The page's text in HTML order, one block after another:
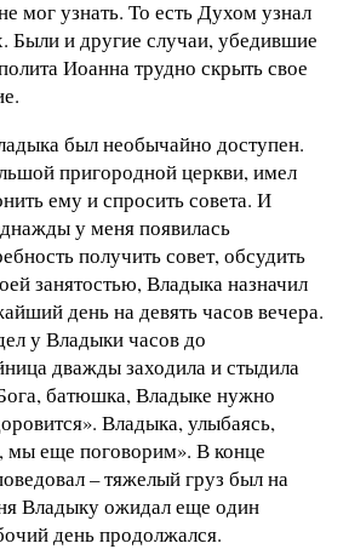
мог узнать. То есть Духом узнал
Были и другие случаи, убедившие
Иоанна трудно скрыть свое
был необычайно доступен.
пригородной церкви, имел
ему и спросить совета. И
у меня появилась
получить совет, обсудить
занятостью, Владыка назначил
день на девять часов вечера.
у Владыки часов до
дважды заходила и стыдила
батюшка, Владыке нужно
Владыка, улыбаясь,
мы еще поговорим». В конце
– тяжелый груз был на
Владыку ожидал еще один
день продолжался.